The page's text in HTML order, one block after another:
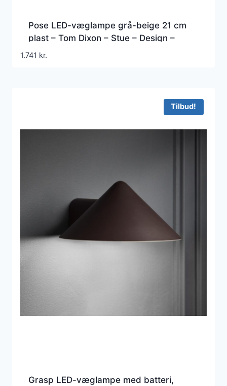
Pose LED-væglampe grå-beige 21 cm
plast – Tom Dixon – Stue – Design –
Metal – Med én lyskilde
1.741 kr.
Tilbud!
Grasp LED-væglampe med batteri,